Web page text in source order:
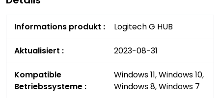
Informations produkt : Logitech G HUB
Aktualisiert : 2023-08-31
Kompatible
Betriebssysteme :
Windows 11, Windows 10,
Windows 8, Windows 7